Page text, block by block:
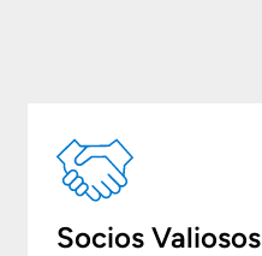
Socios Valiosos